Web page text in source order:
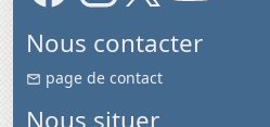
Nous contacter
page de contact